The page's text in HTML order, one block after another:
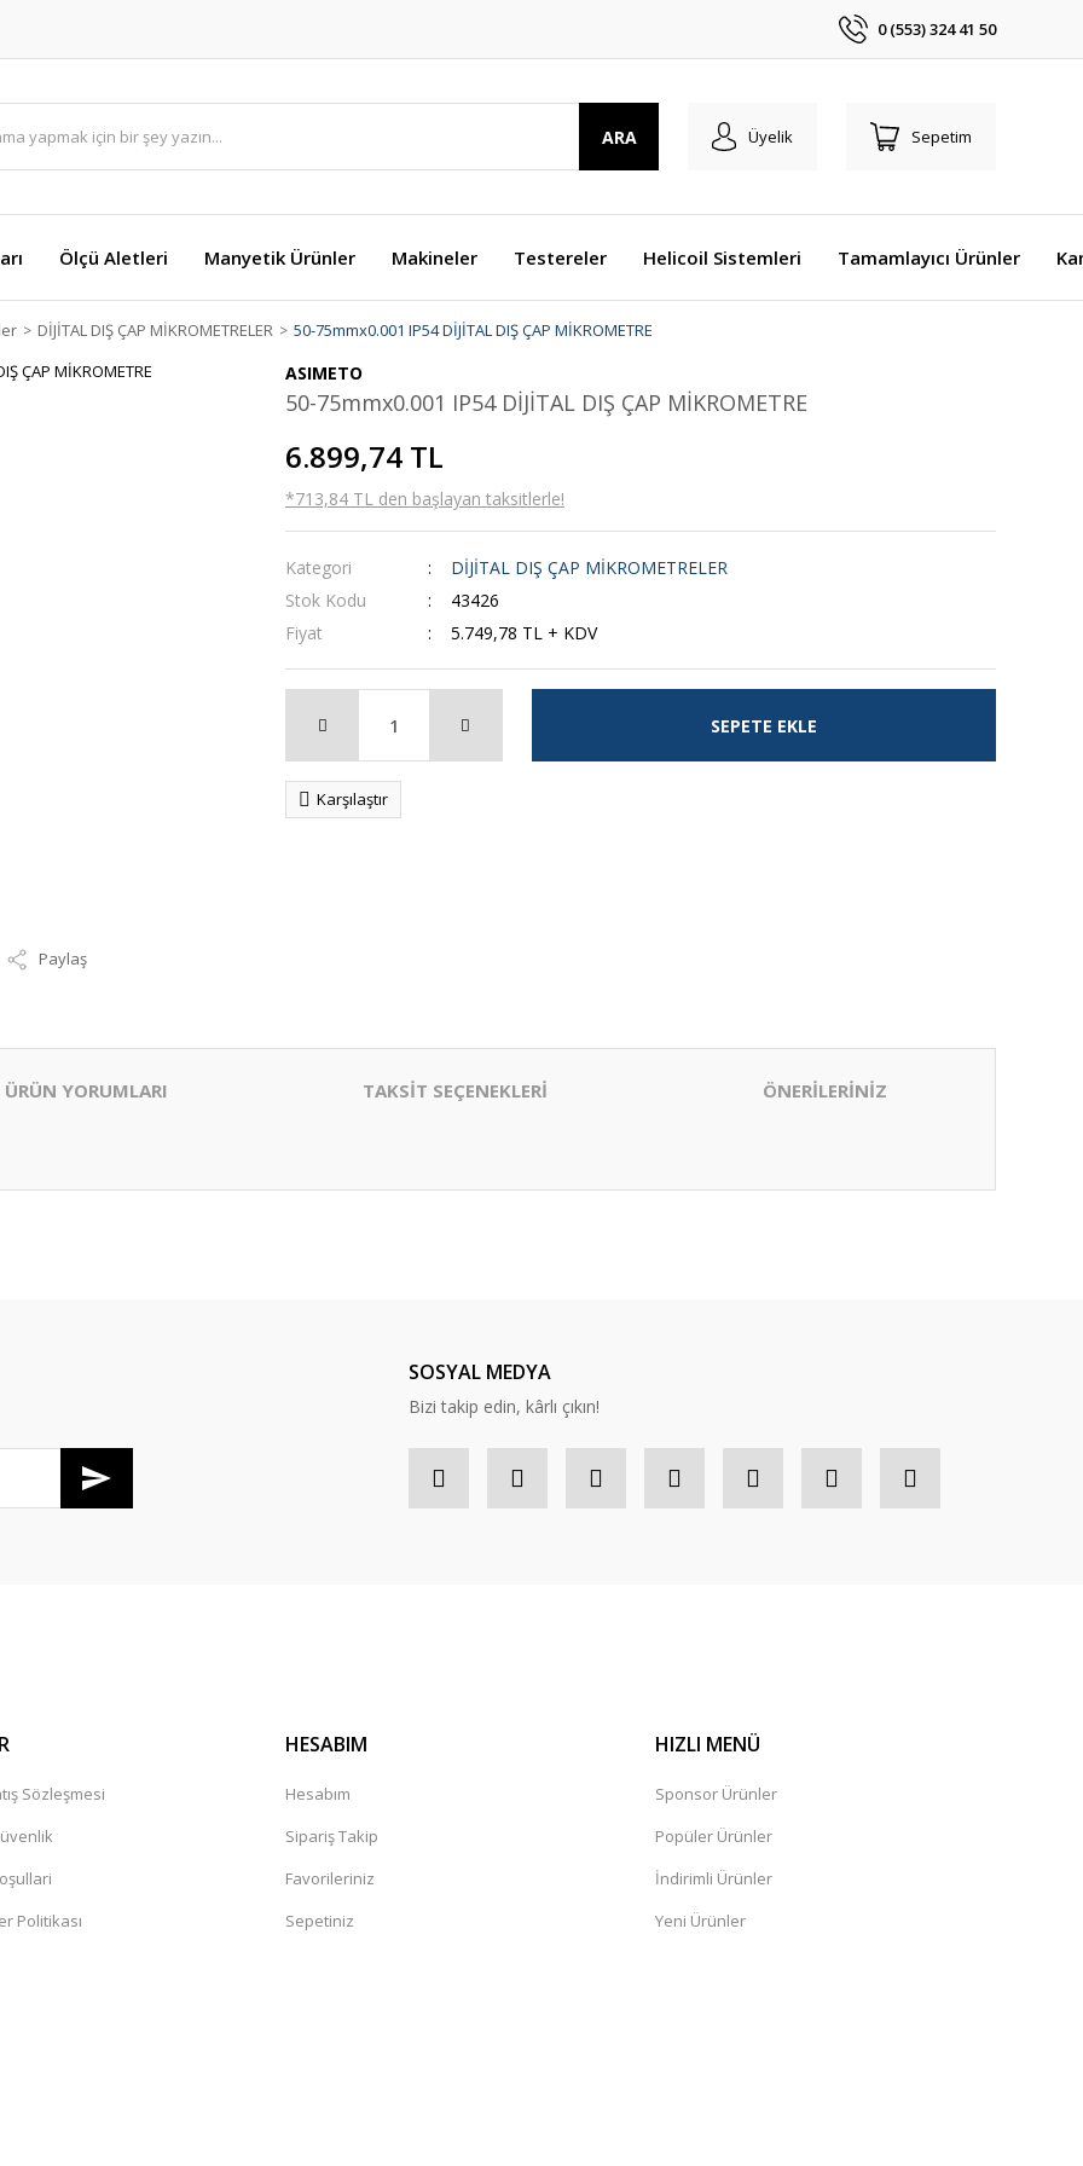
0 (553) 324 41 50
ARA Üyelik Sepetim
Ölçü Aletleri Manyetik Ürünler Makineler Testereler Helicoil Sistemleri Tamamlayıcı Ürünler
DİJİTAL DIŞ ÇAP MİKROMETRELER 50-75mmx0.001 IP54 DİJİTAL DIŞ ÇAP MİKROMETRE
Paylaş
ASIMETO
50-75mmx0.001 IP54 DİJİTAL DIŞ ÇAP MİKROMETRE
6.899,74 TL
*713,84 TL den başlayan taksitlerle!
Kategori
DİJİTAL DIŞ ÇAP MİKROMETRELER
Stok Kodu
43426
Fiyat
5.749,78 TL + KDV
SEPETE EKLE
Karşılaştır
ÜRÜN YORUMLARI TAKSİT SEÇENEKLERİ ÖNERİLERİNİZ
SOSYAL MEDYA
Bizi takip edin, kârlı çıkın!
Sözleşmesi
Politikası
HESABIM
Hesabım
Sipariş Takip
Favorileriniz
Sepetiniz
HIZLI MENÜ
Sponsor Ürünler
Popüler Ürünler
İndirimli Ürünler
Yeni Ürünler